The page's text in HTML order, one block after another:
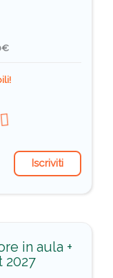
Iscriviti
in aula +
2027